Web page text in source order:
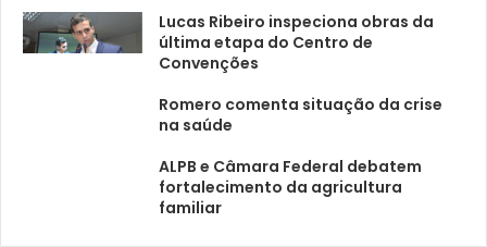
Lucas Ribeiro inspeciona obras da
última etapa do Centro de
Convenções
Romero comenta situação da crise
na saúde
ALPB e Câmara Federal debatem
fortalecimento da agricultura
familiar